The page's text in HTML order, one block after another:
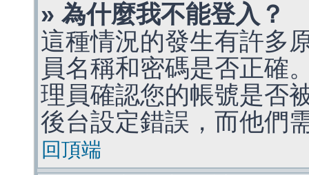
» 為什麼我不能登入？
這種情況的發生有許多
員名稱和密碼是否正確
理員確認您的帳號是否
後台設定錯誤，而他們
回頂端